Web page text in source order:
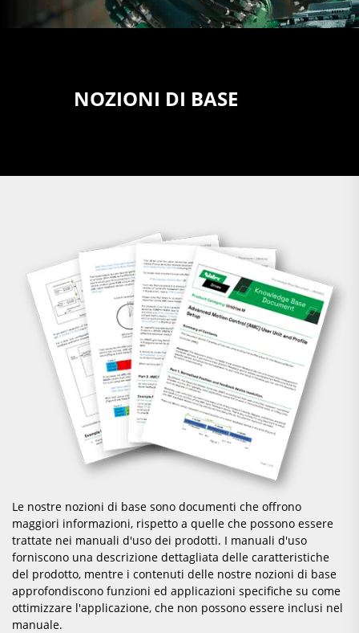
NOZIONI DI BASE
Le nostre nozioni di base sono documenti che offrono
maggiori informazioni, rispetto a quelle che possono essere
trattate nei manuali d'uso dei prodotti. I manuali d'uso
forniscono una descrizione dettagliata delle caratteristiche
del prodotto, mentre i contenuti delle nostre nozioni di base
approfondiscono funzioni ed applicazioni specifiche su come
ottimizzare l'applicazione, che non possono essere inclusi nel
manuale.